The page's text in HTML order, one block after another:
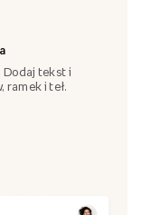
tekst i
ramek i teł.